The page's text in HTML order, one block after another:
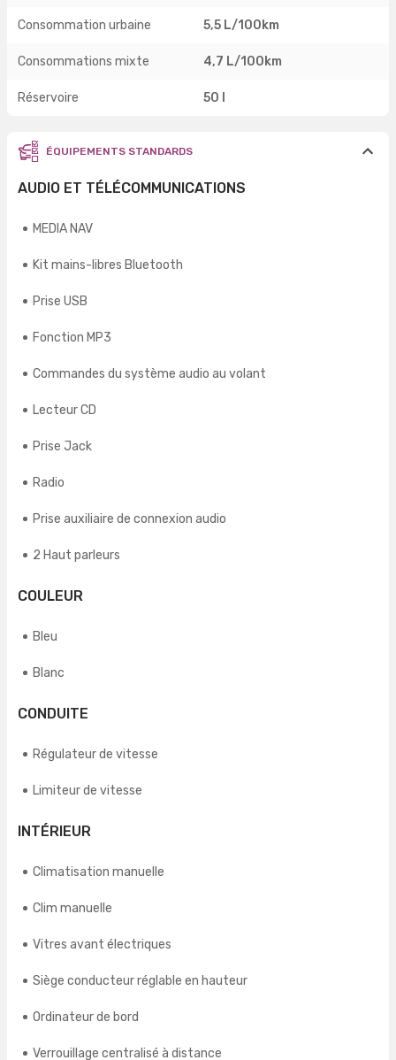
Consommation urbaine 5,5 L/100km
Consommations mixte 4,7 L/100km
Réservoire 50 l
ÉQUIPEMENTS STANDARDS
AUDIO ET TÉLÉCOMMUNICATIONS
MEDIA NAV
Kit mains-libres Bluetooth
Prise USB
Fonction MP3
Commandes du système audio au volant
Lecteur CD
Prise Jack
Radio
Prise auxiliaire de connexion audio
2 Haut parleurs
COULEUR
Bleu
Blanc
CONDUITE
Régulateur de vitesse
Limiteur de vitesse
INTÉRIEUR
Climatisation manuelle
Clim manuelle
Vitres avant électriques
Siège conducteur réglable en hauteur
Ordinateur de bord
Verrouillage centralisé à distance